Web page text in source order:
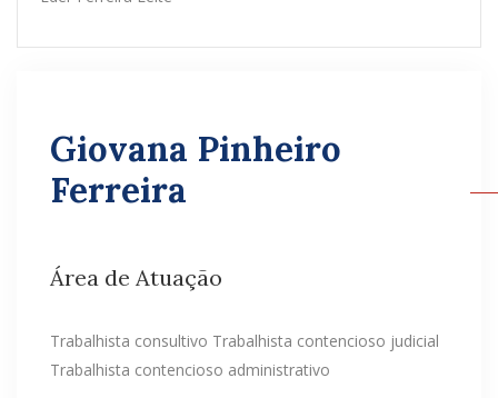
Giovana Pinheiro
Ferreira
Área de Atuação
Trabalhista consultivo Trabalhista contencioso judicial
Trabalhista contencioso administrativo